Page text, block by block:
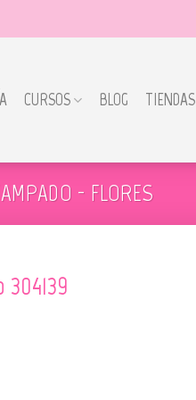
CURSOS BLOG TIENDAS
- FLORES